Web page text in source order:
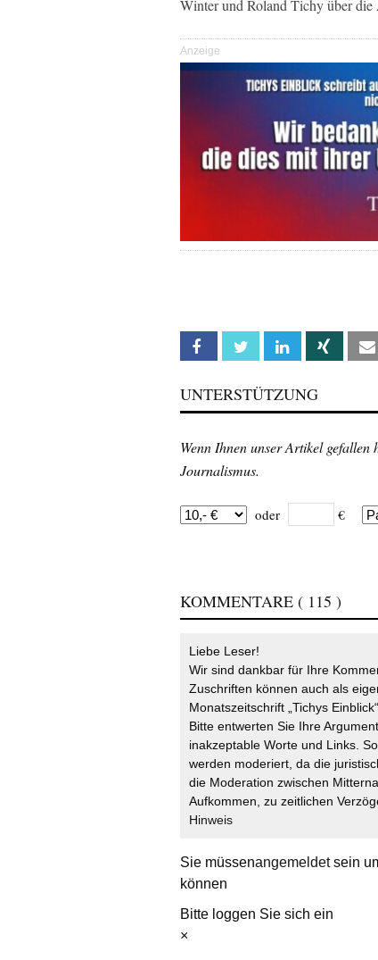
Winter und Roland Tichy über
Anzeige
Facebook Twitter Linkedin Xing
UNTERSTÜTZUNG
Wenn Ihnen unser Artikel gefallen
Journalismus.
oder €
KOMMENTARE ( 115 )
Liebe Leser!
Wir sind dankbar für Ihre
Zuschriften können auch als
Monatszeitschrift „Tichys Einblick“.
Bitte entwerten Sie Ihre
inakzeptable Worte und Links.
werden moderiert, da die
die Moderation zwischen
Aufkommen, zu zeitlichen
Hinweis
Sie müssenangemeldetsein
können
Bitte loggen Sie sich ein
×